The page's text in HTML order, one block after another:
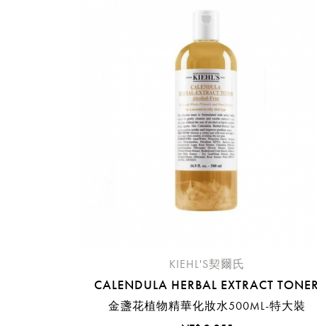
KIEHL'S契爾氏
CALENDULA HERBAL EXTRACT
金盞花植物精華化妝水500ML-特大裝